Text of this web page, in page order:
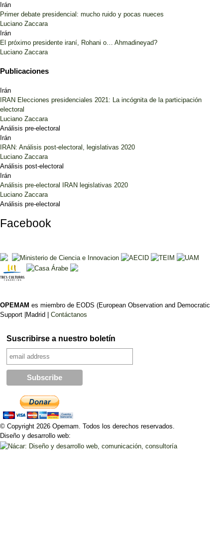
Irán
Primer debate presidencial: mucho ruido y pocas nueces
Luciano Zaccara
Irán
El próximo presidente iraní, Rohani o… Ahmadineyad?
Luciano Zaccara
Publicaciones
Irán
IRAN Elecciones presidenciales 2021: La incógnita de la participación
electoral
Luciano Zaccara
Análisis pre-electoral
Irán
IRAN: Análisis post-electoral, legislativas 2020
Luciano Zaccara
Análisis post-electoral
Irán
Análisis pre-electoral IRAN legislativas 2020
Luciano Zaccara
Análisis pre-electoral
Facebook
OPEMAM es miembro de EODS (European Observation and Democratic
Support |Madrid | Contáctanos
Suscribirse a nuestro boletín
© Copyright 2026 Opemam. Todos los derechos reservados.
Diseño y desarrollo web: